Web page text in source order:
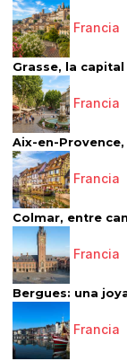
Francia
Grasse, la
Francia
Aix-en-
Francia
Colmar, entre
Francia
Bergues: una
Francia